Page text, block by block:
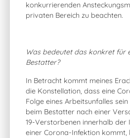
konkurrierenden
privaten Bereich zu beachten.
Was bedeutet das konkret für
Bestatter?
In Betracht kommt meines
die Konstellation, dass eine
Folge eines Arbeitsunfalles
beim Bestatter nach einer
19-Verstorbenen innerhalb der
einer Corona-Infektion kommt,